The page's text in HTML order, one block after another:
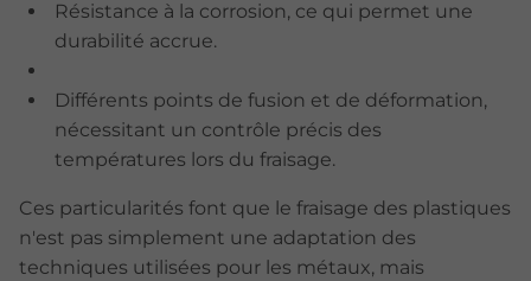
Résistance à la corrosion, ce qui permet une
durabilité accrue.
Différents points de fusion et de déformation,
nécessitant un contrôle précis des
températures lors du fraisage.
Ces particularités font que le fraisage des plastiques
n'est pas simplement une adaptation des
techniques utilisées pour les métaux, mais